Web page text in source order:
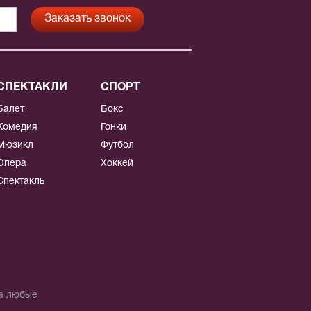
СПОРТ
Бокс
Гонки
Футбол
Хоккей
любые